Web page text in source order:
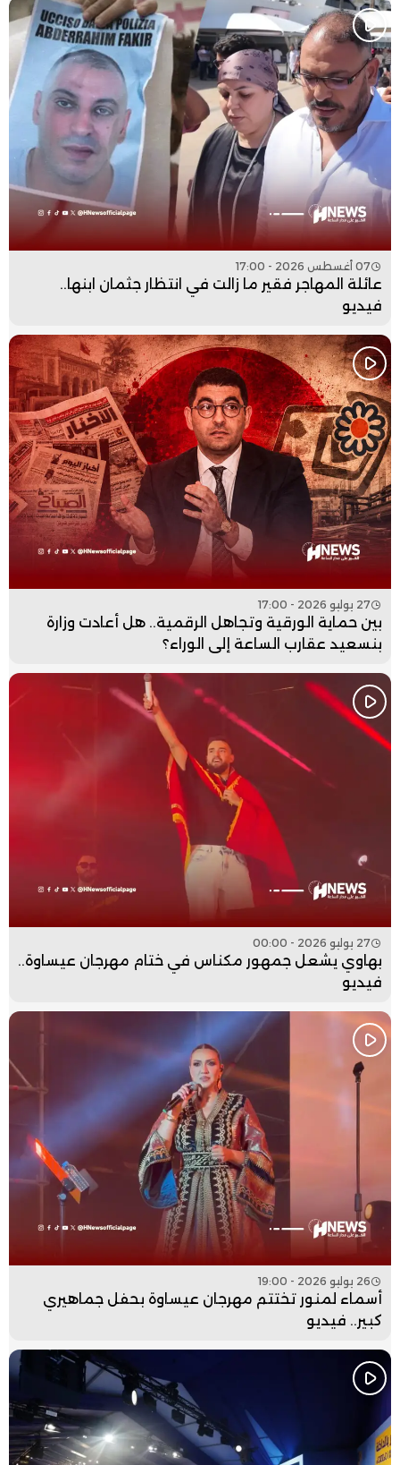
07 أغسطس 2026 - 17:00
عائلة المهاجر فقير ما زالت في انتظار جثمان ابنها..
فيديو
27 يوليو 2026 - 17:00
بين حماية الورقية وتجاهل الرقمية.. هل أعادت وزارة
بنسعيد عقارب الساعة إلى الوراء؟
27 يوليو 2026 - 00:00
بهاوي يشعل جمهور مكناس في ختام مهرجان عيساوة..
فيديو
26 يوليو 2026 - 19:00
أسماء لمنور تختتم مهرجان عيساوة بحفل جماهيري
كبير.. فيديو